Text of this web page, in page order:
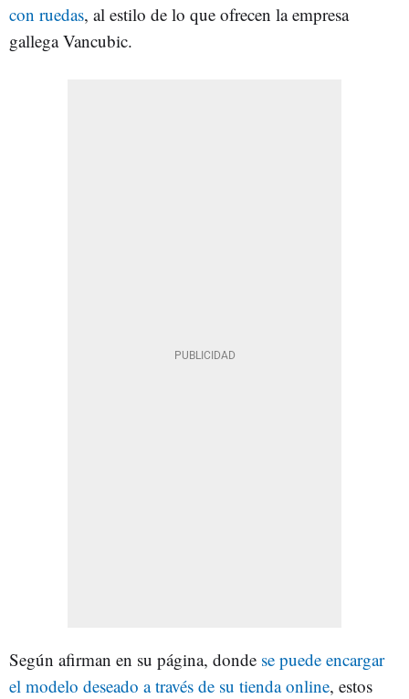
con ruedas, al estilo de lo que ofrecen la empresa
gallega Vancubic.
Según afirman en su página, donde se puede encargar
el modelo deseado a través de su tienda online, estos